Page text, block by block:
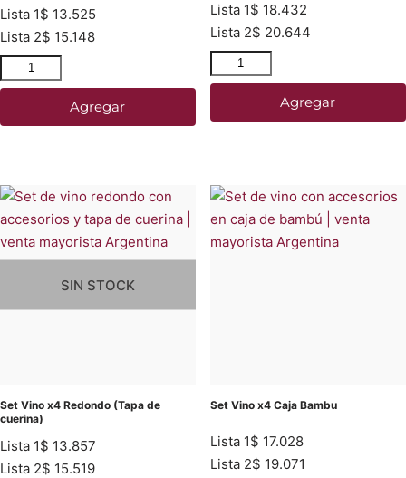
Lista 1$ 13.525
Lista 2$ 15.148
Agregar
Lista 1$ 18.432
Lista 2$ 20.644
Agregar
SIN STOCK
Set Vino x4 Redondo (Tapa de
cuerina)
Lista 1$ 13.857
Lista 2$ 15.519
Set Vino x4 Caja Bambu
Lista 1$ 17.028
Lista 2$ 19.071